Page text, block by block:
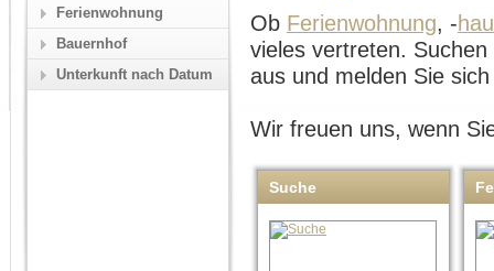
Ob Ferienwohnung, -
vieles vertreten.
aus und melden Sie
Wir freuen uns, wenn
Suche
Ferienwohnung
Bauernhof
Unterkunft nach Datum